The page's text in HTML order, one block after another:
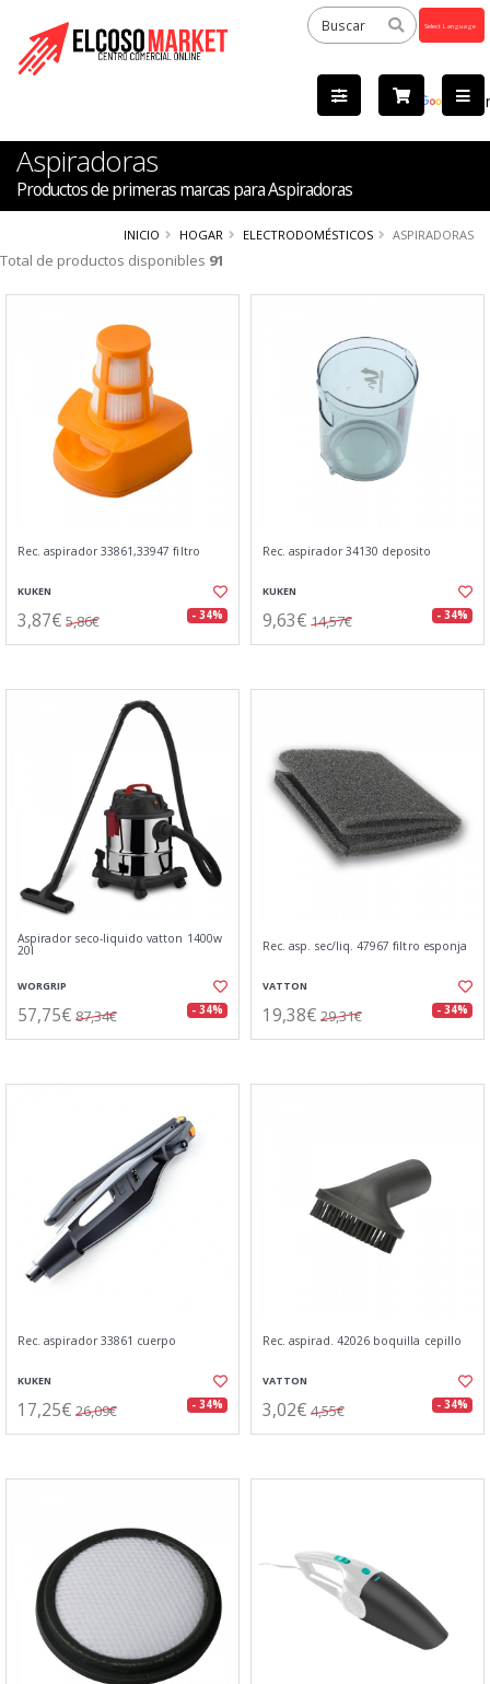
by
Aspiradoras
Productos de primeras marcas para Aspiradoras
INICIO HOGAR ELECTRODOMÉSTICOS ASPIRADORAS
Total de productos disponibles 91
Rec. aspirador 33861,33947 filtro
KUKEN
3,87€ 5,86€ - 34%
Rec. aspirador 34130 deposito
KUKEN
9,63€ 14,57€ - 34%
Aspirador seco-liquido vatton 1400w
20l
WORGRIP
57,75€ 87,34€ - 34%
Rec. asp. sec/liq. 47967 filtro esponja
VATTON
19,38€ 29,31€ - 34%
Rec. aspirador 33861 cuerpo
KUKEN
17,25€ 26,09€ - 34%
Rec. aspirad. 42026 boquilla cepillo
VATTON
3,02€ 4,55€ - 34%